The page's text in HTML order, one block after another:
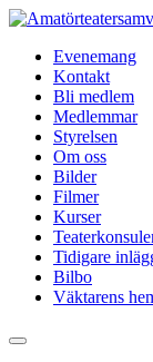
Hoppa
innehållEvenemang
Kontakt
Bli medlem
Medlemmar
Styrelsen
Om oss
Bilder
Filmer
Kurser
Tidigare
Bilbo
Väktarens